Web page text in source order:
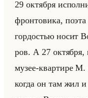
29 ок­тяб­ря
фрон­то­ви­ка,
гор­до­стью носит
ров. А 27 ок­тяб­ря,
музее-квар­ти­ре
когда он там жил